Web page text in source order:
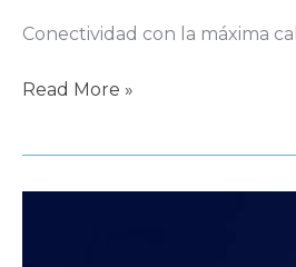
Conectividad con la máxima
Tecnología
Read More »